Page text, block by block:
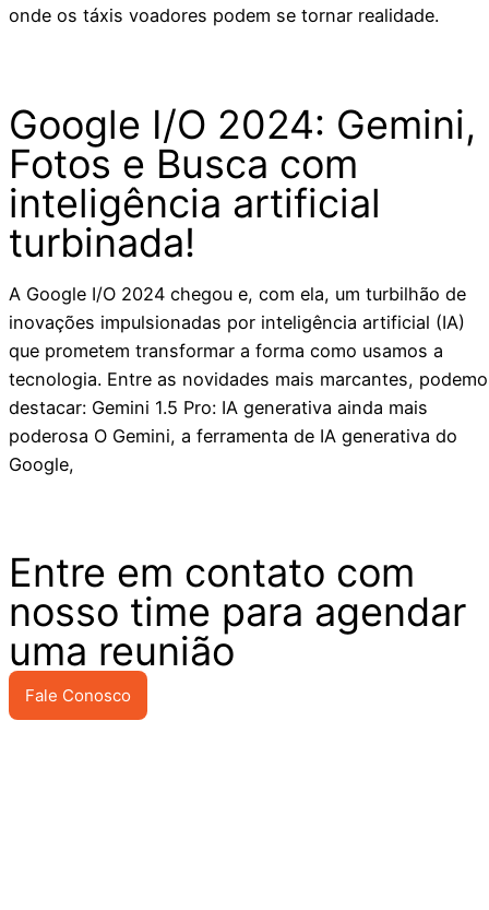
onde os táxis voadores podem se tornar realidade.
Google I/O 2024: Gemini,
Fotos e Busca com
inteligência artificial
turbinada!
A Google I/O 2024 chegou e, com ela, um turbilhão de
inovações impulsionadas por inteligência artificial (IA)
que prometem transformar a forma como usamos a
tecnologia. Entre as novidades mais marcantes,
destacar: Gemini 1.5 Pro: IA generativa ainda mais
poderosa O Gemini, a ferramenta de IA generativa do
Google,
Entre em contato com
nosso time para agendar
uma reunião
Fale Conosco